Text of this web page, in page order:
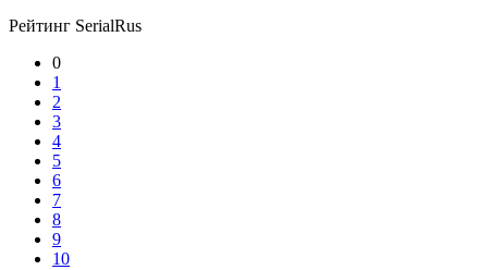
Рейтинг SerialRus
0
1
2
3
4
5
6
7
8
9
10